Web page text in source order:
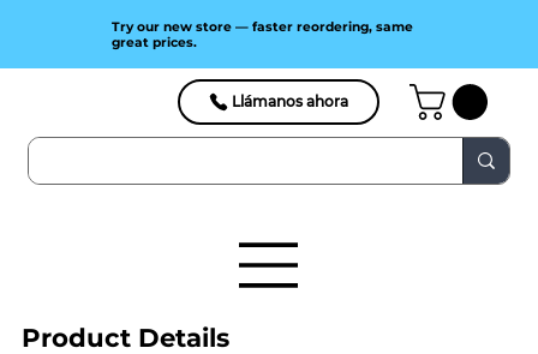
Llámanos ahora
Try our new store — faster reordering, same
great prices.
Product Details